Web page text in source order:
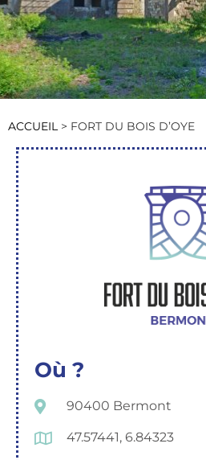
ACCUEIL > FORT DU BOIS D’OYE
Où ?
90400 Bermont
47.57441, 6.84323